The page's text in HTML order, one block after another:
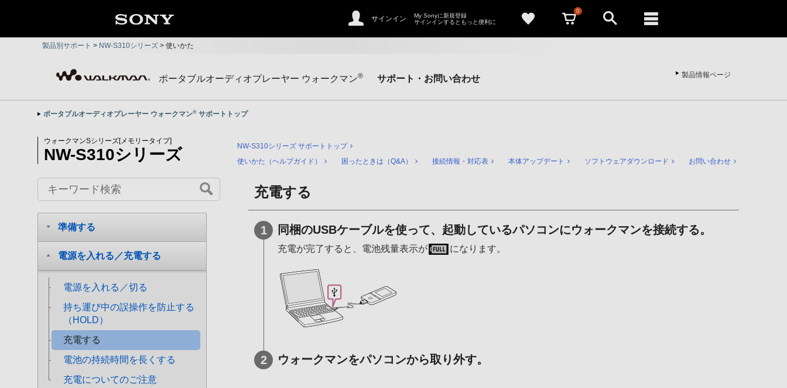
サインイン
My Sonyに新規登録
サインインするともっと便利に
0
製品別サポート > NW-S310シリーズ > 使いかた
ポータブルオーディオプレーヤー ウォークマン® サポート・お問い合わせ 製品情報ページ
ポータブルオーディオプレーヤー ウォークマン® サポートトップ
ウォークマンSシリーズ[メモリータイプ]
NW-S310シリーズ
NW-S310シリーズ サポートトップ
使いかた（ヘルプガイド）
困ったときは（Q&A） 接続情報・対応表 本体アップデート ソフトウェアダウンロード お問い合わせ
準備する
電源を入れる／充電する
電源を入れる／切る
持ち運び中の誤操作を防止する
（HOLD）
充電する
電池の持続時間を長くする
充電についてのご注意
充電する
同梱のUSBケーブルを使って、起動しているパソコンにウォークマンを接続する。
充電が完了すると、電池残量表示が になります。
ウォークマンをパソコンから取り外す。